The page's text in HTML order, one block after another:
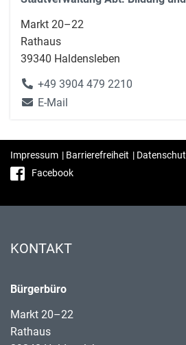
Markt 20–22
Rathaus
39340 Haldensleben
+49 3904 479 2210
E-Mail
Impressum | Barrierefreiheit |
Facebook
KONTAKT
Bürgerbüro
Markt 20–22
Rathaus